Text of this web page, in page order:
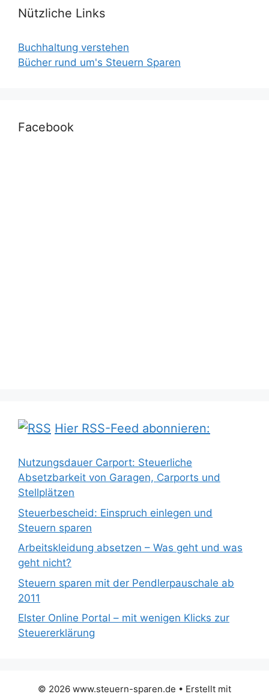
Nützliche Links
Buchhaltung verstehen
Bücher rund um's Steuern Sparen
Facebook
Hier RSS-Feed abonnieren:
Nutzungsdauer Carport: Steuerliche
Absetzbarkeit von Garagen, Carports und
Stellplätzen
Steuerbescheid: Einspruch einlegen und
Steuern sparen
Arbeitskleidung absetzen – Was geht und was
geht nicht?
Steuern sparen mit der Pendlerpauschale ab
2011
Elster Online Portal – mit wenigen Klicks zur
Steuererklärung
© 2026 www.steuern-sparen.de • Erstellt mit